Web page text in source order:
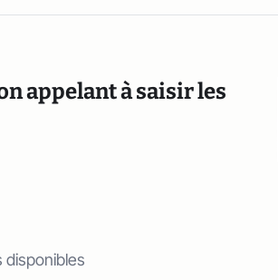
appelant à saisir les
disponibles